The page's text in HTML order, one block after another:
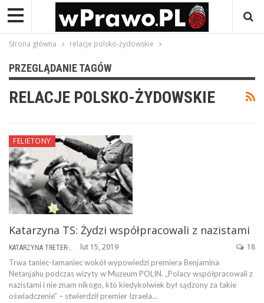
Strona główna relacje polsko-żydowskie
PRZEGLĄDANIE TAGÓW
RELACJE POLSKO-ŻYDOWSKIE
FELIETONY
Katarzyna TS: Żydzi współpracowali z nazistami
lut 15, 2019 18
Trwa taniec-łamaniec wokół wypowiedzi premiera Benjamina
Netanjahu podczas wizyty w Muzeum POLIN. „Polacy współpracowali z
nazistami i nie znam nikogo, kto kiedykolwiek był sądzony za takie
oświadczenie” – stwierdził premier Izraela…